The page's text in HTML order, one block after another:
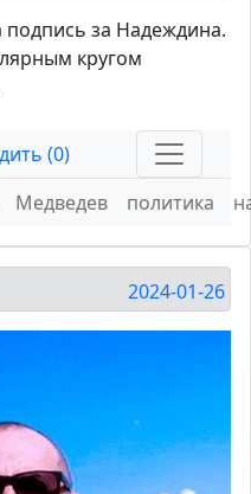
за Надеждина.
кругом
(0)
Медведев политика
2024-01-26